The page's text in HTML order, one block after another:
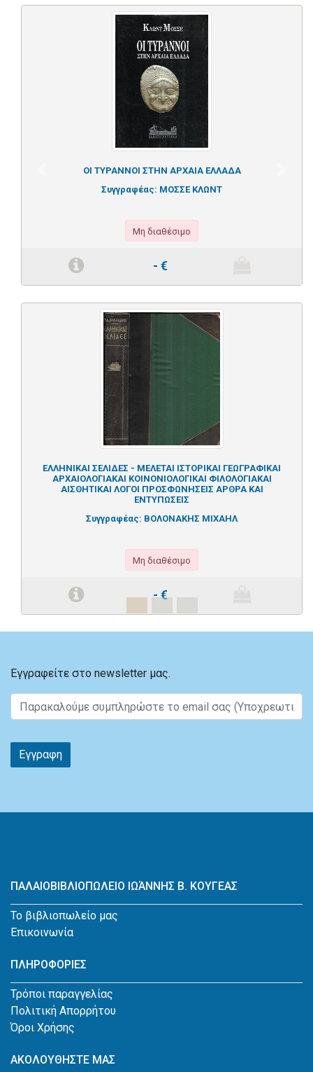
ΟΙ ΤΥΡΑΝΝΟΙ ΣΤΗΝ ΑΡΧΑΙΑ ΕΛΛΑΔΑ
Συγγραφέας: ΜΟΣΣΕ ΚΛΩΝΤ
Μη διαθέσιμο
- €
ΕΛΛΗΝΙΚΑΙ ΣΕΛΙΔΕΣ - ΜΕΛΕΤΑΙ ΙΣΤΟΡΙΚΑΙ ΓΕΩΓΡΑΦΙΚΑΙ
ΑΡΧΑΙΟΛΟΓΙΑΚΑΙ ΚΟΙΝΟΝΙΟΛΟΓΙΚΑΙ ΦΙΛΟΛΟΓΙΑΚΑΙ
ΑΙΣΘΗΤΙΚΑΙ ΛΟΓΟΙ ΠΡΟΣΦΩΝΗΣΕΙΣ ΑΡΘΡΑ ΚΑΙ
ΕΝΤΥΠΩΣΕΙΣ
Συγγραφέας: ΒΟΛΟΝΑΚΗΣ ΜΙΧΑΗΛ
Μη διαθέσιμο
- €
Previous
Εγγραφείτε στο newsletter μας.
Εγγραφη
ΠΑΛΑΙΟΒΙΒΛΙΟΠΩΛΕΙΟ ΙΩΆΝΝΗΣ Β. ΚΟΥΓΕΑΣ
Το βιβλιοπωλείο μας
Επικοινωνία
ΠΛΗΡΟΦΟΡΙΕΣ
Τρόποι παραγγελίας
Πολιτική Απορρήτου
Όροι Χρήσης
ΑΚΟΛΟΥΘΗΣΤΕ ΜΑΣ